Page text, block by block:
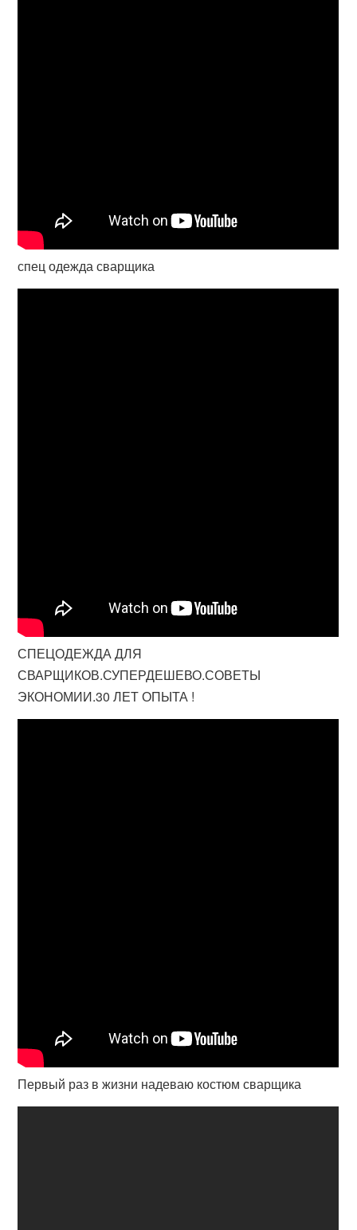
спец одежда сварщика
СПЕЦОДЕЖДА ДЛЯ
СВАРЩИКОВ.СУПЕРДЕШЕВО.СОВЕТЫ
ЭКОНОМИИ.30 ЛЕТ ОПЫТА !
Первый раз в жизни надеваю костюм сварщика